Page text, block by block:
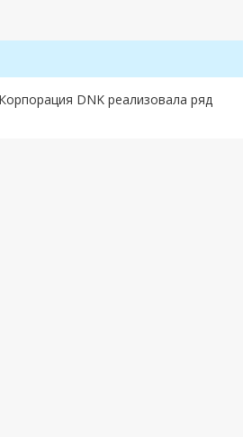
DNK реализовала ряд